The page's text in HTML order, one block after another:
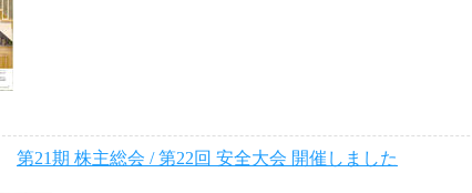
第21期 株主総会 / 第22回 安全大会 開催しました